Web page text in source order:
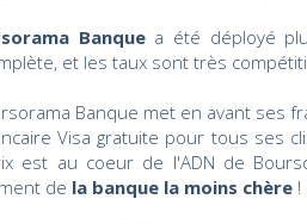
Banquea été déployé
et les taux sont très
Banque met en avant ses
Visa gratuite pour tous ses
est au coeur de l'ADN de
de la banque la moins chère !